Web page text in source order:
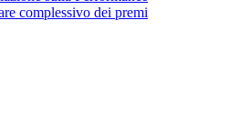
complessivo dei premi